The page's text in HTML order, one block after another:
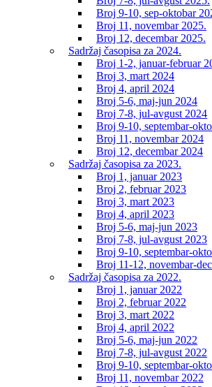
Broj 9-10, sep-oktobar
Broj 11, novembar 2025.
Broj 12, decembar 2025.
Sadržaj časopisa za 2024.
Broj 1-2, januar-februar
Broj 3, mart 2024
Broj 4, april 2024
Broj 5-6, maj-jun 2024
Broj 7-8, jul-avgust 2024
Broj 9-10, septembar-
Broj 11, novembar 2024
Broj 12, decembar 2024
Sadržaj časopisa za 2023.
Broj 1, januar 2023
Broj 2, februar 2023
Broj 3, mart 2023
Broj 4, april 2023
Broj 5-6, maj-jun 2023
Broj 7-8, jul-avgust 2023
Broj 9-10, septembar-
Broj 11-12, novembar-
Sadržaj časopisa za 2022.
Broj 1, januar 2022
Broj 2, februar 2022
Broj 3, mart 2022
Broj 4, april 2022
Broj 5-6, maj-jun 2022
Broj 7-8, jul-avgust 2022
Broj 9-10, septembar-
Broj 11, novembar 2022